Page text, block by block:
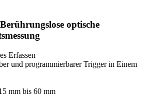
optische
Erfassen
und programmierbarer Trigger in Einem
mm bis 60 mm